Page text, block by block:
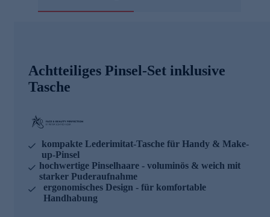
Achtteiliges Pinsel-Set inklusive
Tasche
kompakte Lederimitat-Tasche für Handy & Make-
up-Pinsel
hochwertige Pinselhaare - voluminös & weich mit
starker Puderaufnahme
ergonomisches Design - für komfortable
Handhabung